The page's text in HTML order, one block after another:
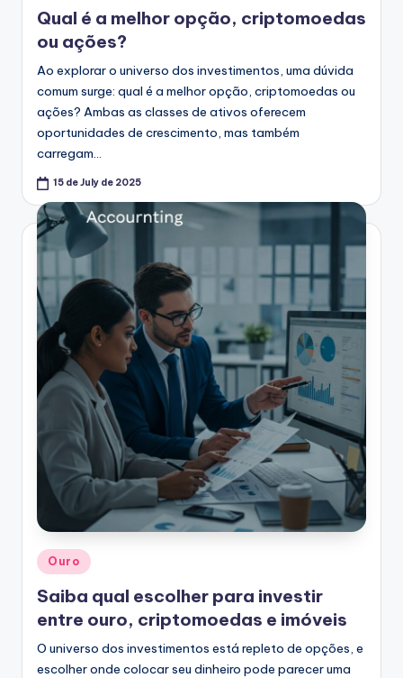
Qual é a melhor opção, criptomoedas
ou ações?
Ao explorar o universo dos investimentos, uma dúvida
comum surge: qual é a melhor opção, criptomoedas ou
ações? Ambas as classes de ativos oferecem
oportunidades de crescimento, mas também
carregam…
15 de July de 2025
Posted
in
Ouro
Saiba qual escolher para investir
entre ouro, criptomoedas e imóveis
O universo dos investimentos está repleto de opções, e
escolher onde colocar seu dinheiro pode parecer uma